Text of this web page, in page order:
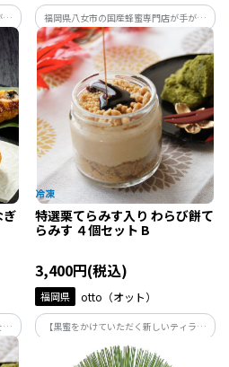
け
福岡県八女市の国産蜂蜜専門店が手がけ
る、巣のまま丸ごと味わえる贅沢な蜂蜜
です。
ぎ
も
要
む
特選栗てらみす入り わらび餅て
らみす ４個セット B
3,400円(税込)
福岡県 otto（オット）
【黒蜜をかけていただく新しいティラミ
ス】 わらび餅とティラミス両方の美味し
さが味わえる特別な「和スイーツ」です。